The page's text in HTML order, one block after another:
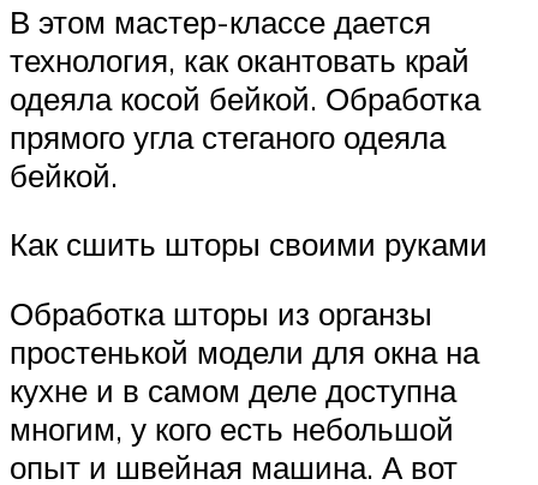
В этом мастер-классе дается
технология, как окантовать край
одеяла косой бейкой. Обработка
прямого угла стеганого одеяла
бейкой.
Как сшить шторы своими руками
Обработка шторы из органзы
простенькой модели для окна на
кухне и в самом деле доступна
многим, у кого есть небольшой
опыт и швейная машина. А вот